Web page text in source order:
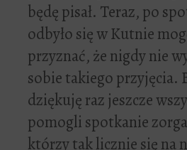
będę pisał. Teraz, po
odbyło się w Kutnie
przyznać, że nigdy nie
sobie takiego przyjęcia.
dziękuję raz jeszcze
pomogli spotkanie
którzy tak licznie się na